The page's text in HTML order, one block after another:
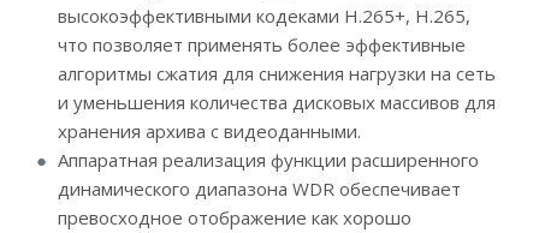
высокоэффективными кодеками H.265+, H.265,
что позволяет применять более эффективные
алгоритмы сжатия для снижения нагрузки на сеть
и уменьшения количества дисковых массивов для
хранения архива с видеоданными.
Аппаратная реализация функции расширенного
динамического диапазона WDR обеспечивает
превосходное отображение как хорошо